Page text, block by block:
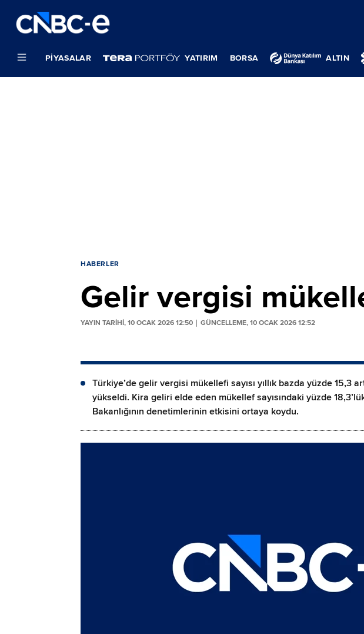
PIYASALAR YATIRIM BORSA ALTIN
HABERLER
Gelir vergisi
YAYIN TARİHİ, 10 OCAK 2026 12:50 GÜNCELLEME, 10 OCAK 2026 12:52
Türkiye’de gelir vergisi mükellefi sayısı yıllık bazda yüzde 15,3
yükseldi. Kira geliri elde eden mükellef sayısındaki yüzde
Bakanlığının denetimlerinin etkisini ortaya koydu.